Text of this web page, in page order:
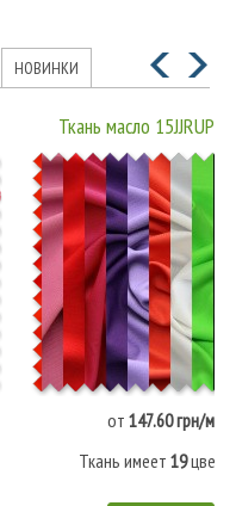
НОВИНКИ
Ткань масло
от 147.60 грн/м
Ткань имеет19